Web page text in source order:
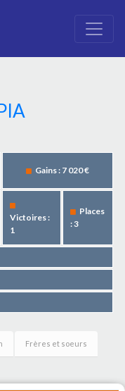
Gains : 7 020 €
Victoires :
1
Places
: 3
Frères et soeurs